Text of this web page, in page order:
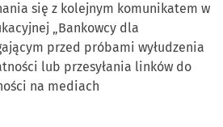
się z kolejnym komunikatem w
„Bankowcy dla
przed próbami wyłudzenia
lub przesyłania linków do
na mediach